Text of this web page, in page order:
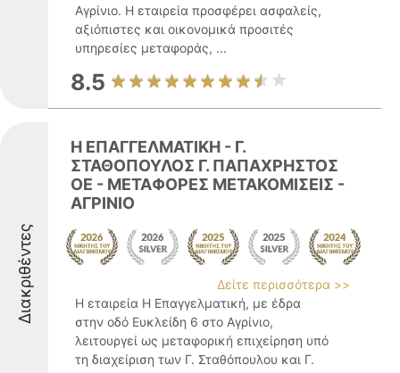
Αγρίνιο. Η εταιρεία προσφέρει ασφαλείς,
αξιόπιστες και οικονομικά προσιτές
υπηρεσίες μεταφοράς, ...
8.5
Διακριθέντες
H ΕΠΑΓΓΕΛΜΑΤΙΚΗ - Γ.
ΣΤΑΘΟΠΟΥΛΟΣ Γ. ΠΑΠΑΧΡΗΣΤΟΣ
ΟΕ - ΜΕΤΑΦΟΡΕΣ ΜΕΤΑΚΟΜΙΣΕΙΣ -
ΑΓΡΙΝΙΟ
Δείτε περισσότερα >>
Η εταιρεία Η Επαγγελματική, με έδρα
στην οδό Ευκλείδη 6 στο Αγρίνιο,
λειτουργεί ως μεταφορική επιχείρηση υπό
τη διαχείριση των Γ. Σταθόπουλου και Γ.